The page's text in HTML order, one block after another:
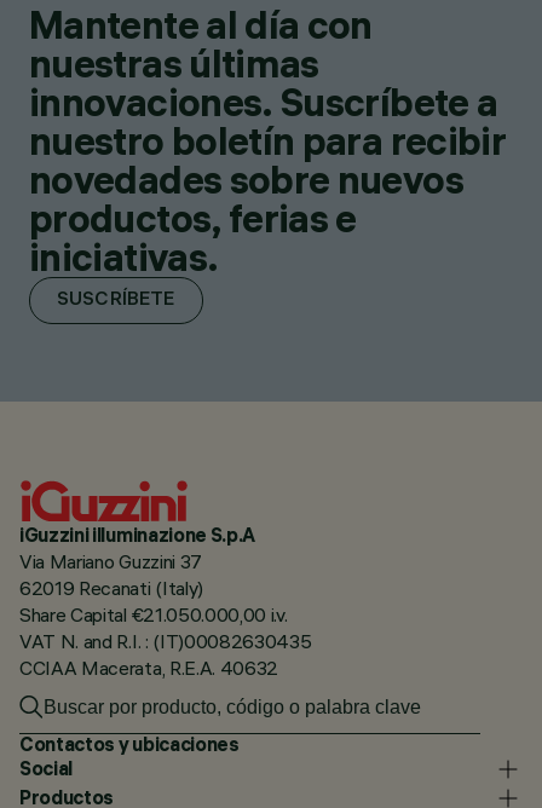
Mantente al día con
nuestras últimas
innovaciones. Suscríbete a
nuestro boletín para recibir
novedades sobre nuevos
productos, ferias e
iniciativas.
SUSCRÍBETE
iGuzzini illuminazione S.p.A
Via Mariano Guzzini 37
62019 Recanati (Italy)
Share Capital €21.050.000,00 i.v.
VAT N. and R.I. : (IT)00082630435
CCIAA Macerata, R.E.A. 40632
Contactos y ubicaciones
Social
Productos